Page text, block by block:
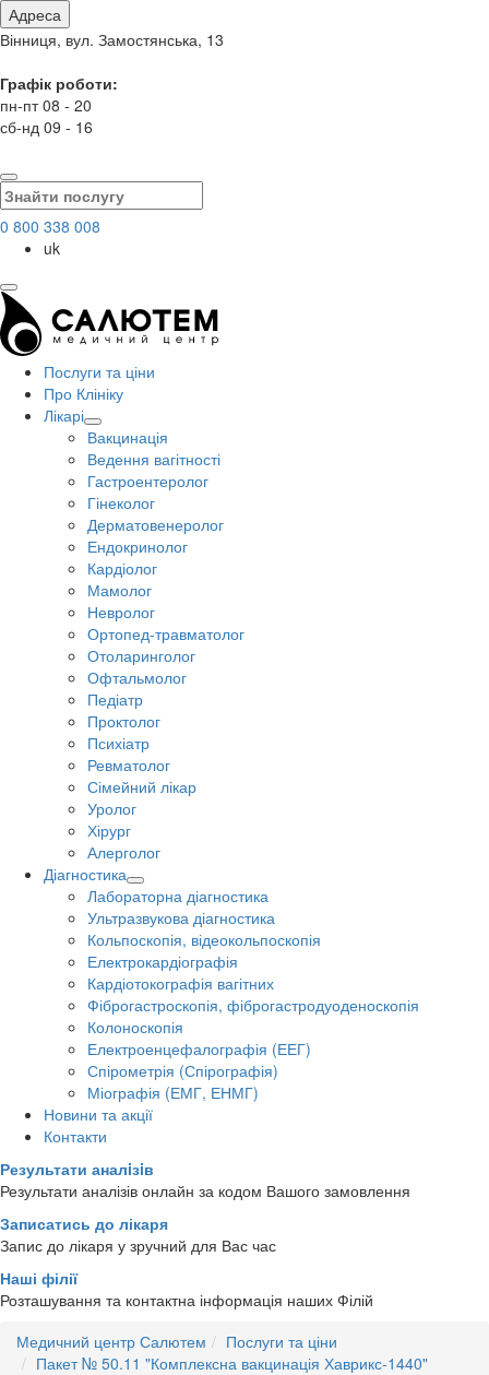
Адреса
Вінниця, вул. Замостянська, 13
Графік роботи:
пн-пт 08 - 20
сб-нд 09 - 16
0 800 338 008
uk
Послуги та ціни
Про Клініку
Лікарі
Вакцинація
Ведення вагітності
Гастроентеролог
Гінеколог
Дерматовенеролог
Ендокринолог
Кардіолог
Мамолог
Невролог
Ортопед-травматолог
Отоларинголог
Офтальмолог
Педіатр
Проктолог
Психіатр
Ревматолог
Сімейний лікар
Уролог
Хірург
Алерголог
Діагностика
Лабораторна діагностика
Ультразвукова діагностика
Кольпоскопія, відеокольпоскопія
Електрокардіографія
Кардіотокографія вагітних
Фіброгастроскопія, фіброгастродуоденоскопія
Колоноскопія
Електроенцефалографія (ЕЕГ)
Спірометрія (Спірографія)
Міографія (ЕМГ, ЕНМГ)
Новини та акції
Контакти
Результати аналiзiв
Результати аналізів онлайн за кодом Вашого замовлення
Записатись до лікаря
Запис до лікаря у зручний для Вас час
Наші філії
Розташування та контактна інформація наших Філій
Медичний центр Салютем
Послуги та ціни
Пакет № 50.11 "Комплексна вакцинація Хаврикс-1440"